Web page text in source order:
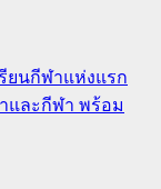
ยนกีฬาแห่งแรก
และกีฬา พร้อม